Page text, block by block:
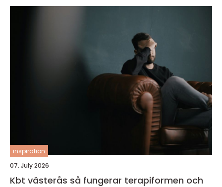
inspiration
07. July 2026
Kbt västerås så fungerar terapiformen och